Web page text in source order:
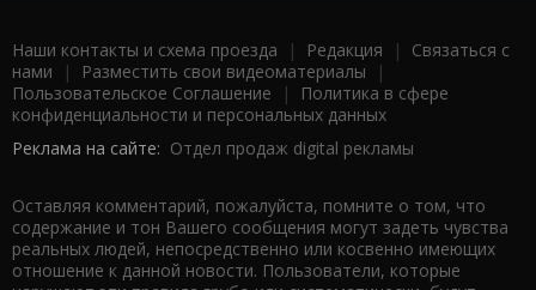
Наши контакты и схема проезда | Редакция | Связаться с
нами | Разместить свои видеоматериалы |
Пользовательское Соглашение |
Политика в сфере
конфиденциальности и персональных данных
Реклама на сайте: Отдел продаж digital рекламы
Оставляя комментарий, пожалуйста, помните о том, что
содержание и тон Вашего сообщения могут задеть чувства
реальных людей, непосредственно или косвенно имеющих
отношение к данной новости. Пользователи, которые